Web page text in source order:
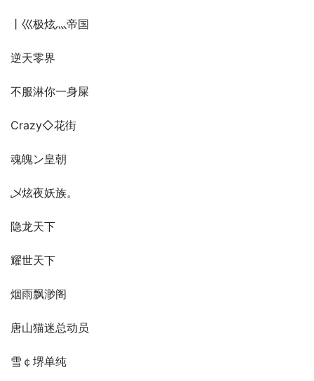
丨巛极炫灬帝国
逆天零界
不服淋你一身屎
Crazy◇花街
魂魄ン皇朝
乄炫夜妖族。
隐龙天下
耀世天下
烟雨飘渺阁
唐山猫迷总动员
雪￠堺单纯